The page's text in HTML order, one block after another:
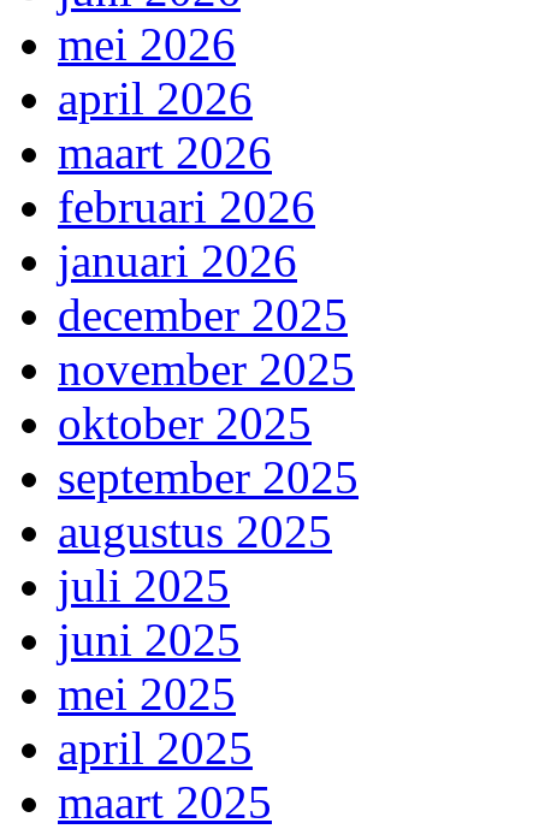
mei 2026
april 2026
maart 2026
februari 2026
januari 2026
december 2025
november 2025
oktober 2025
september 2025
augustus 2025
juli 2025
juni 2025
mei 2025
april 2025
maart 2025